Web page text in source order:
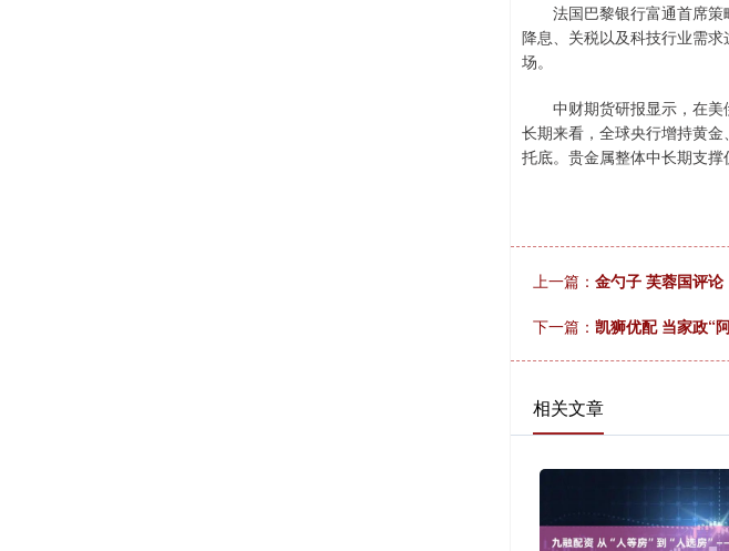
法国巴黎银行富通首席策
降息、关税以及科技行业需
场。
中财期货研报显示，在美
长期来看，全球央行增持黄
托底。贵金属整体中长期支撑
上一篇： 金勺子 芙蓉国评
下一篇： 凯狮优配 当家政“
相关文章